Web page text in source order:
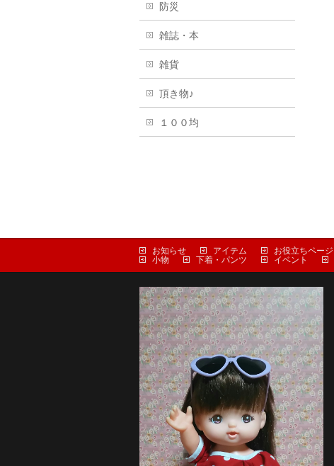
防災
雑誌・本
雑貨
頂き物♪
１００均
お知らせ アイテム お役立ちページ
小物
下着・パンツ イベント